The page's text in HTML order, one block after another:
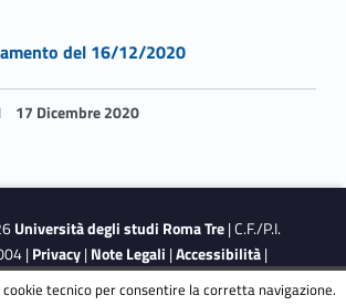
del 16/12/2020
17 Dicembre 2020
Università degli studi Roma Tre| C.F./P.I.
|Privacy|Note Legali |Accessibilità|
| Dichiarazione di accessibilità
tecnico per consentire la corretta navigazione.